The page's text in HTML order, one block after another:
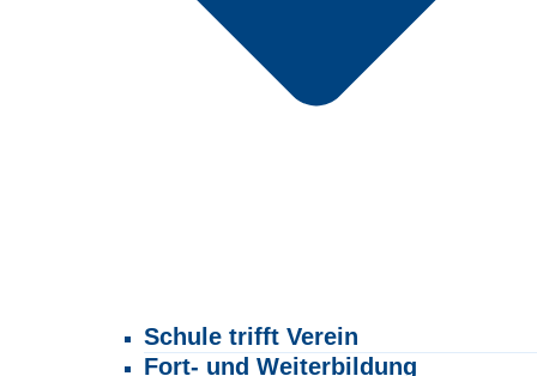
Schule trifft Verein
Fort- und Weiterbildung